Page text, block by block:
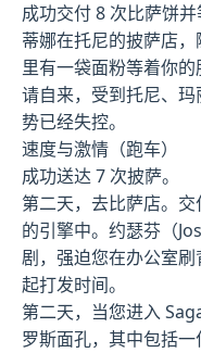
成功交付 8 次比萨饼并
蒂娜在托尼的披萨店
里有一袋面粉等着你
请自来，受到托尼、
势已经失控。
速度与激情（跑车）
成功送达 7 次披萨。
第二天，去比萨店。
的引擎中。约瑟芬（
剧，强迫您在办公室
起打发时间。
第二天，当您进入
罗斯面孔，其中包括